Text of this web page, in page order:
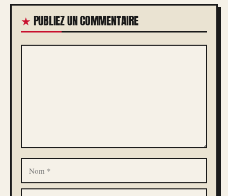
PUBLIEZ UN COMMENTAIRE
COMMENTAIRE
NOM
E-